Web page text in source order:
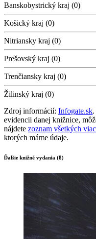
Banskobystrický kraj (0)
Košický kraj (0)
Nitriansky kraj (0)
Prešovský kraj (0)
Trenčiansky kraj (0)
Žilinský kraj (0)
Zdroj informácií: Infogate.sk
evidencii danej knižnice,
nájdete zoznam všetkých
ktorých máme údaje.
Ďalšie knižné vydania (8)